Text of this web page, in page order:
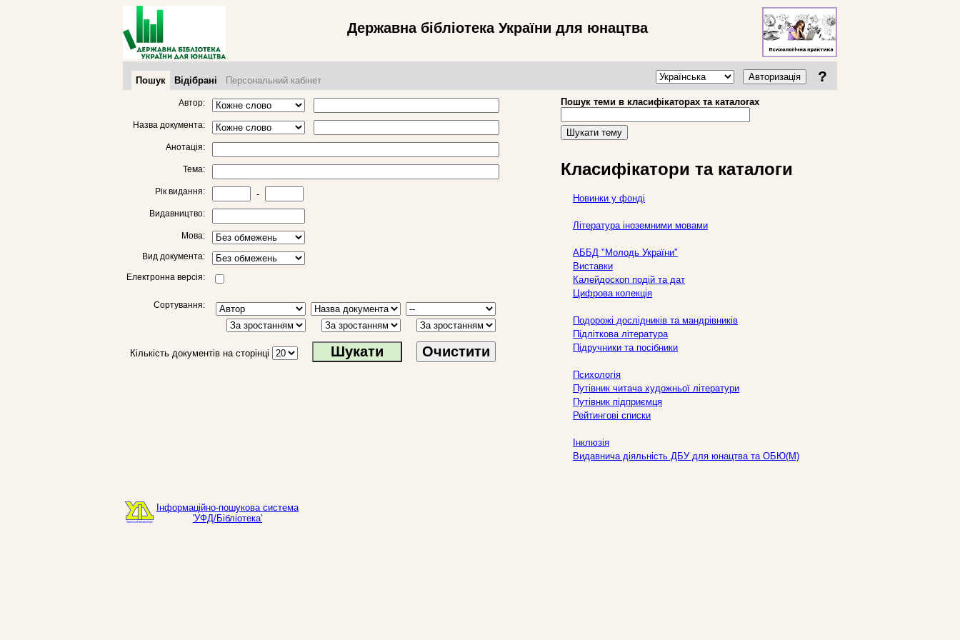
Державна бібліотека України для юнацтва
Пошук Відібрані Персональний кабінет Авторизація ?
Автор:
Назва документа:
Анотація:
Тема:
Рік видання: -
Видавництво:
Мова:
Вид документа:
Електронна версія:
Сортування:
Кількість документів на сторінці Очистити
Пошук теми в класифікаторах та каталогах
Шукати тему
Класифікатори та каталоги
Новинки у фонді
Література іноземними мовами
АББД "Молодь України"
Виставки
Калейдоскоп подій та дат
Цифрова колекція
Подорожі дослідників та мандрівників
Підліткова література
Підручники та посібники
Психологія
Путівник читача художньої літератури
Путівник підприємця
Рейтингові списки
Інклюзія
Видавнича діяльність ДБУ для юнацтва та ОБЮ(М)
Інформаційно-пошукова система
'УФД/Бібліотека'